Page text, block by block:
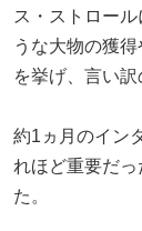
ス・ストロー
うな大物の獲
を挙げ、言い訳
約1ヵ月のイン
れほど重要だ
た。